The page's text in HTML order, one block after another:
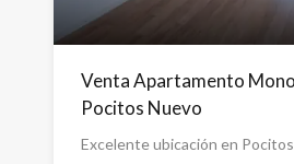
Venta Apartamento
Pocitos Nuevo
Excelente ubicación en